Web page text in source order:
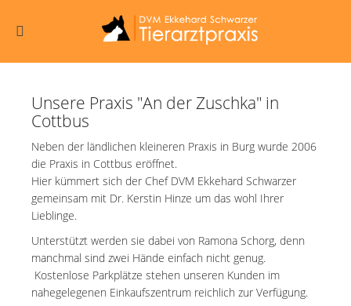
Unsere Praxis "An der Zuschka" in
Cottbus
Neben der ländlichen kleineren Praxis in Burg wurde 2006
die Praxis in Cottbus eröffnet.
Hier kümmert sich der Chef DVM Ekkehard Schwarzer
gemeinsam mit Dr. Kerstin Hinze um das wohl Ihrer
Lieblinge.
Unterstützt werden sie dabei von Ramona Schorg, denn
manchmal sind zwei Hände einfach nicht genug.
Kostenlose Parkplätze stehen unseren Kunden im
nahegelegenen Einkaufszentrum reichlich zur Verfügung.